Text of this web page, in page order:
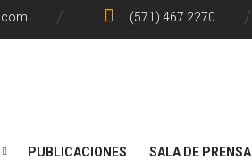
(571) 467 2270
PUBLICACIONES SALA DE PRENSA